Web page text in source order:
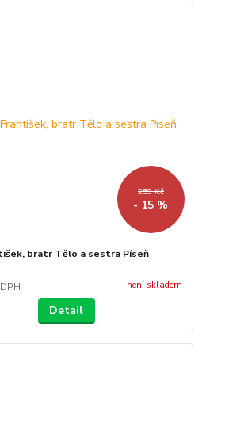
259 Kč
- 15 %
bratr Tělo a sestra Píseň
není skladem
Detail